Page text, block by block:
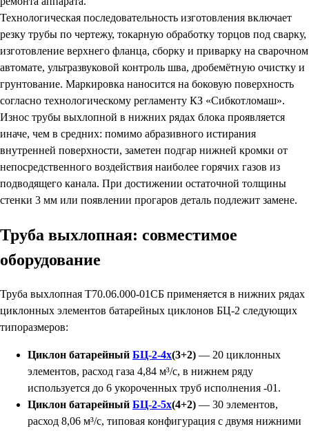
Технологическая последовательность изготовления включает
резку трубы по чертежу, токарную обработку торцов под сварку,
изготовление верхнего фланца, сборку и приварку на сварочном
автомате, ультразвуковой контроль шва, дробемётную очистку и
грунтование. Маркировка наносится на боковую поверхность
согласно технологическому регламенту КЗ «Сибкотломаш».
Износ трубы выхлопной в нижних рядах блока проявляется
иначе, чем в средних: помимо абразивного истирания
внутренней поверхности, заметен подгар нижней кромки от
непосредственного воздействия наиболее горячих газов из
подводящего канала. При достижении остаточной толщины
стенки 3 мм или появлении прогаров деталь подлежит замене.
Труба выхлопная: совместимое
оборудование
Труба выхлопная Т70.06.000-01СБ применяется в нижних рядах
циклонных элементов батарейных циклонов БЦ-2 следующих
типоразмеров:
Циклон батарейный БЦ-2-4х(3+2) — 20 циклонных
элементов, расход газа 4,84 м³/с, в нижнем ряду
используется до 6 укороченных труб исполнения -01.
Циклон батарейный БЦ-2-5х(4+2) — 30 элементов,
расход 8,06 м³/с, типовая конфигурация с двумя нижними